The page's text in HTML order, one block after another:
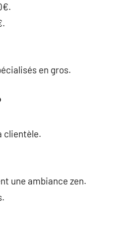
en gros.
clientèle.
une ambiance zen.